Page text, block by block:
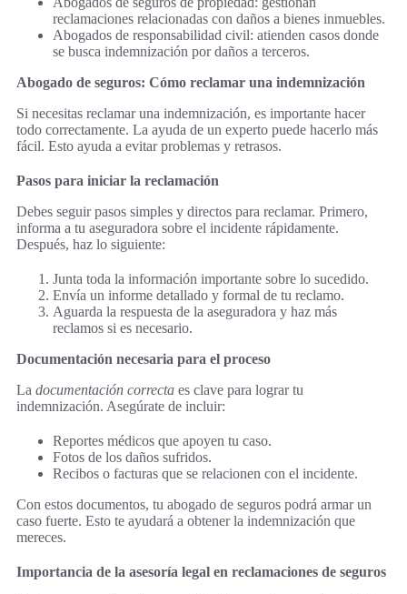
reclamaciones relacionadas con daños a bienes inmuebles.
Abogados de responsabilidad civil: atienden casos donde
se busca indemnización por daños a terceros.
Abogado de seguros: Cómo reclamar una indemnización
Si necesitas reclamar una indemnización, es importante hacer
todo correctamente. La ayuda de un experto puede hacerlo más
fácil. Esto ayuda a evitar problemas y retrasos.
Pasos para iniciar la reclamación
Debes seguir pasos simples y directos para reclamar. Primero,
informa a tu aseguradora sobre el incidente rápidamente.
Después, haz lo siguiente:
Junta toda la información importante sobre lo sucedido.
Envía un informe detallado y formal de tu reclamo.
Aguarda la respuesta de la aseguradora y haz más
reclamos si es necesario.
Documentación necesaria para el proceso
La documentación correcta es clave para lograr tu
indemnización. Asegúrate de incluir:
Reportes médicos que apoyen tu caso.
Fotos de los daños sufridos.
Recibos o facturas que se relacionen con el incidente.
Con estos documentos, tu abogado de seguros podrá armar un
caso fuerte. Esto te ayudará a obtener la indemnización que
mereces.
Importancia de la asesoría legal en reclamaciones de seguros